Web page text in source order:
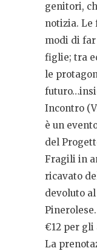
genitori,
notizia.
modi di
figlie; tra
le
Incontro
è un
del
Fragili in
ricavato
devoluto
€12 per gli
La